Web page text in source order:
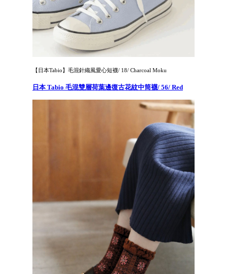
【日本Tabio】毛混針織風愛心短襪/ 18/ Charcoal Moku
日本 Tabio 毛混雙層荷葉邊復古花紋中筒襪/ 56/ Red